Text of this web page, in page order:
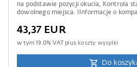
na podstawie pozycji okucia, Kontrola
dowolnego miejsca. IInformacje o kompatybilności Do obsługi
Google Home lub Samsung
kompatybilności. .
43,37 EUR
w tym19.0% VAT plus koszty wysyłki
Do